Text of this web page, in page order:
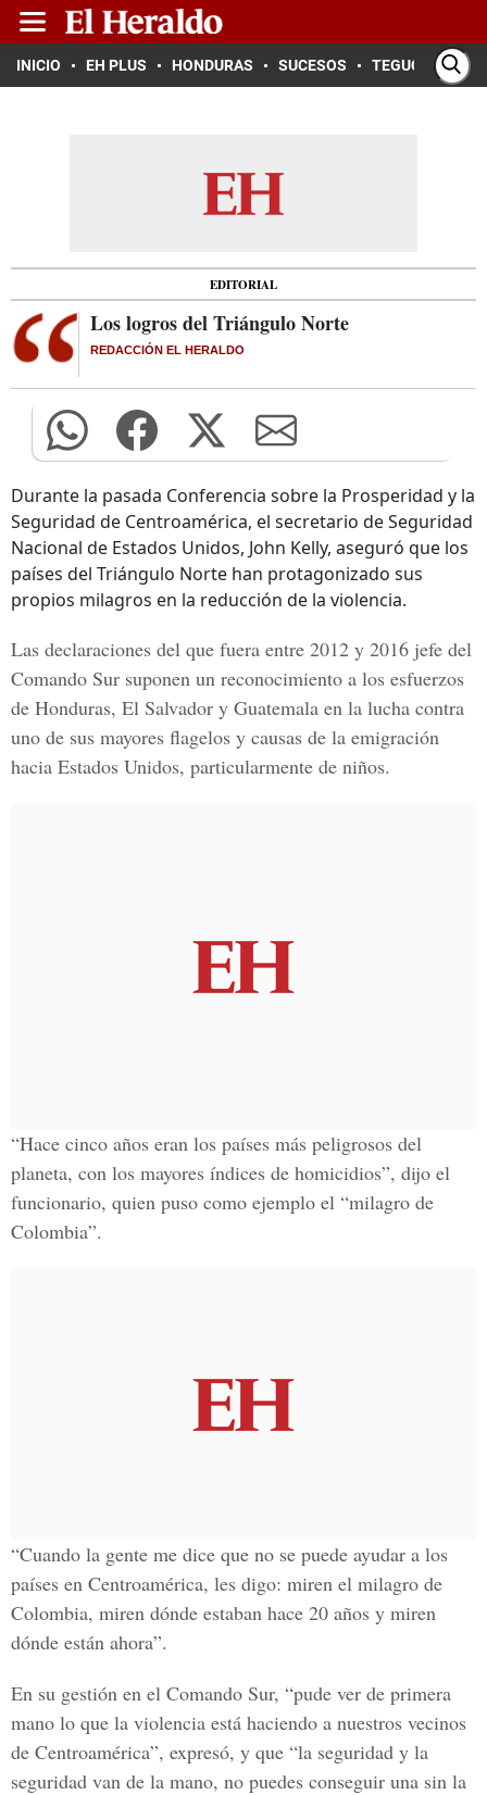
INICIO EH PLUS HONDURAS SUCESOS TEGUCIGALPA
EDITORIAL
Los logros del Triángulo Norte
REDACCIÓN EL HERALDO
Durante la pasada Conferencia sobre la Prosperidad y la
Seguridad de Centroamérica, el secretario de Seguridad
Nacional de Estados Unidos, John Kelly, aseguró que los
países del Triángulo Norte han protagonizado sus
propios milagros en la reducción de la violencia.
Las declaraciones del que fuera entre 2012 y 2016 jefe del
Comando Sur suponen un reconocimiento a los esfuerzos
de Honduras, El Salvador y Guatemala en la lucha contra
uno de sus mayores flagelos y causas de la emigración
hacia Estados Unidos, particularmente de niños.
“Hace cinco años eran los países más peligrosos del
planeta, con los mayores índices de homicidios”, dijo el
funcionario, quien puso como ejemplo el “milagro de
Colombia”.
“Cuando la gente me dice que no se puede ayudar a los
países en Centroamérica, les digo: miren el milagro de
Colombia, miren dónde estaban hace 20 años y miren
dónde están ahora”.
En su gestión en el Comando Sur, “pude ver de primera
mano lo que la violencia está haciendo a nuestros vecinos
de Centroamérica”, expresó, y que “la seguridad y la
seguridad van de la mano, no puedes conseguir una sin la